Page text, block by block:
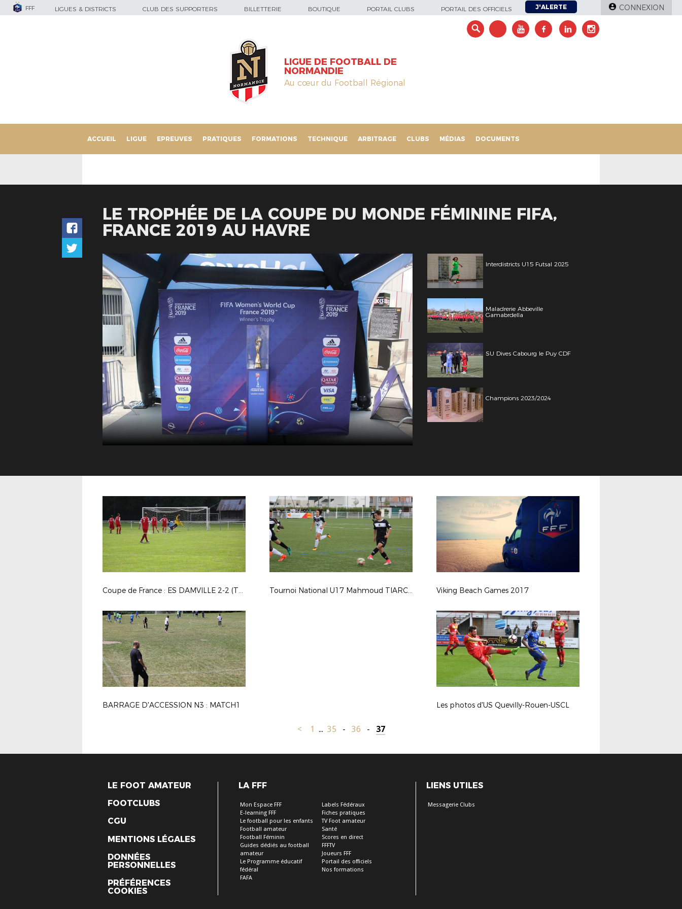
FFF LIGUES & DISTRICTS CLUB DES SUPPORTERS BILLETTERIE BOUTIQUE PORTAIL CLUBS PORTAIL DES OFFICIELS J'ALERTE CONNEXION
LIGUE DE FOOTBALL DE
NORMANDIE
Au cœur du Football Régional
ACCUEIL LIGUE EPREUVES PRATIQUES FORMATIONS TECHNIQUE ARBITRAGE CLUBS MÉDIAS DOCUMENTS
LE TROPHÉE DE LA COUPE DU MONDE FÉMININE FIFA,
FRANCE 2019 AU HAVRE
Interdistricts U15 Futsal 2025
Maladrerie Abbeville
Gamabrdella
SU Dives Cabourg le Puy CDF
Champions 2023/2024
Coupe de France : ES DAMVILLE 2-2 (Tab 3-5) CS BEAUMONT Tournoi National U17 Mahmoud TIARCI - Saison 2017-2018 Viking Beach Games 2017
BARRAGE D'ACCESSION N3 : MATCH1 Les photos d'US Quevilly-Rouen-USCL
< 1 ... 35 - 36 - 37
LE FOOT AMATEUR
FOOTCLUBS
CGU
MENTIONS LÉGALES
DONNÉES
PERSONNELLES
PRÉFÉRENCES
COOKIES
LA FFF
Mon Espace FFF
E-learning FFF
Le football pour les enfants
Football amateur
Football Féminin
Guides dédiés au football
amateur
Le Programme éducatif
fédéral
FAFA
Labels Fédéraux
Fiches pratiques
TV Foot amateur
Santé
Scores en direct
FFFTV
Joueurs FFF
Portail des officiels
Nos formations
LIENS UTILES
Messagerie Clubs